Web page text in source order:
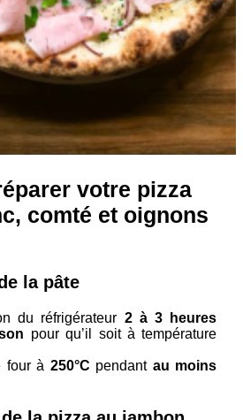
votre pizza
comté et oignons
la pâte
du réfrigérateur 2 à 3 heures
pour qu’il soit à température
four à 250°C pendant au moins